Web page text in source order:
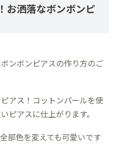
お洒落なボンボンピ
ンボンピアスの作り方のご
アス！コットンパールを使
ピアスに仕上がります。
部色を変えても可愛いです